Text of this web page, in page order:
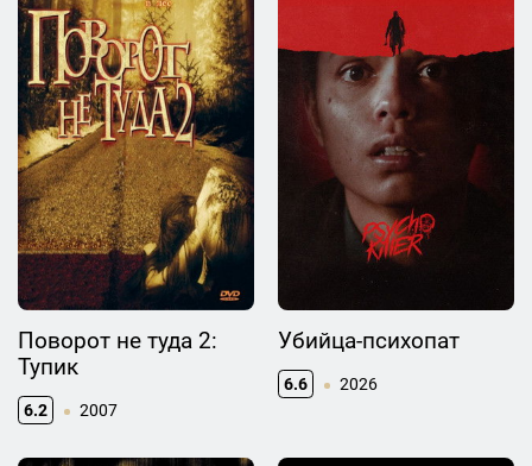
Поворот не туда 2:
Тупик
6.2 2007
Убийца-психопат
6.6 2026